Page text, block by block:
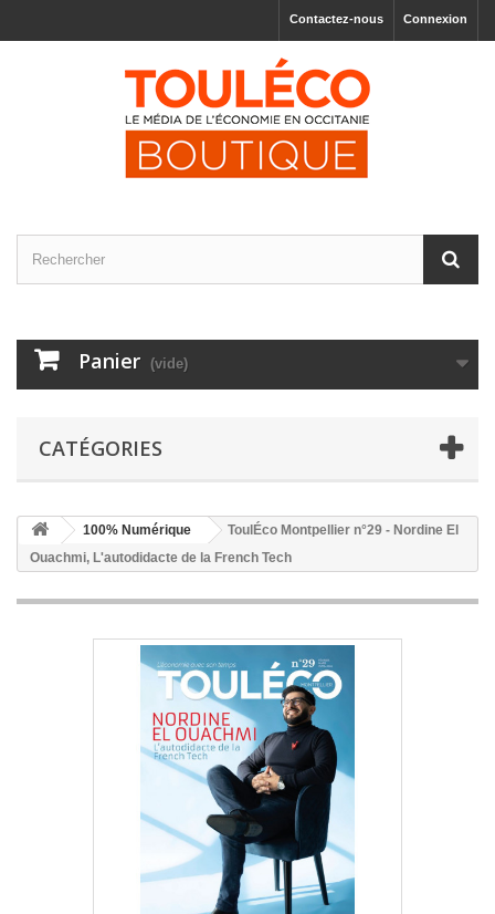
Connexion
Contactez-nous
Panier (vide)
CATÉGORIES
100% Numérique
ToulÉco Montpellier n°29 - Nordine El
Ouachmi, L'autodidacte de la French Tech